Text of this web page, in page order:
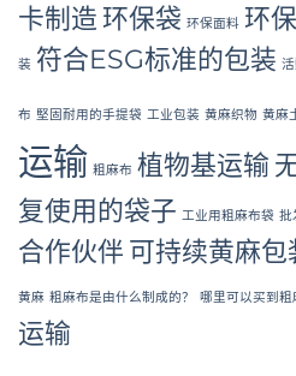
卡制造 环保袋 环保面料 环
装 符合ESG标准的包装
布 堅固耐用的手提袋 工业包装 黄麻织物 黄麻
运输 粗麻布 植物基运输
复使用的袋子 工业用粗麻布袋 批
合作伙伴 可持续黄麻包
黄麻 粗麻布是由什么制成的？ 哪里可以买到粗
运输